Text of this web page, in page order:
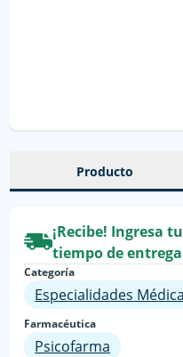
Producto
¡Recibe! Ingresa
tiempo de entrega
Categoría
Especialidades
Farmacéutica
Psicofarma